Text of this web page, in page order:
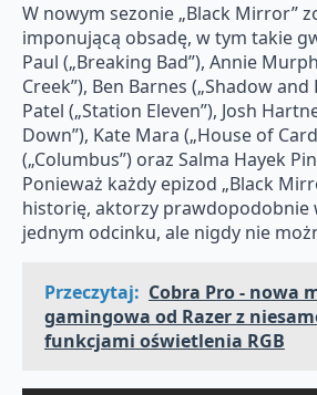
W nowym sezonie „Black Mirror”
imponującą obsadę, w tym takie
Paul („Breaking Bad”), Annie
Creek”), Ben Barnes („Shadow and
Patel („Station Eleven”), Josh
Down”), Kate Mara („House of
(„Columbus”) oraz Salma Hayek
Ponieważ każdy epizod „Black
historię, aktorzy prawdopodobnie
jednym odcinku, ale nigdy nie
Przeczytaj: Cobra Pro - nowa
gamingowa od Razer z
funkcjami oświetlenia RGB